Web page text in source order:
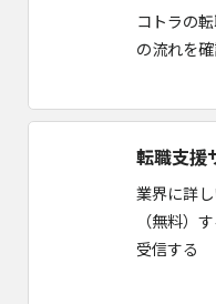
コトラの
の流れを
転職支援
業界に詳
（無料）
受信する